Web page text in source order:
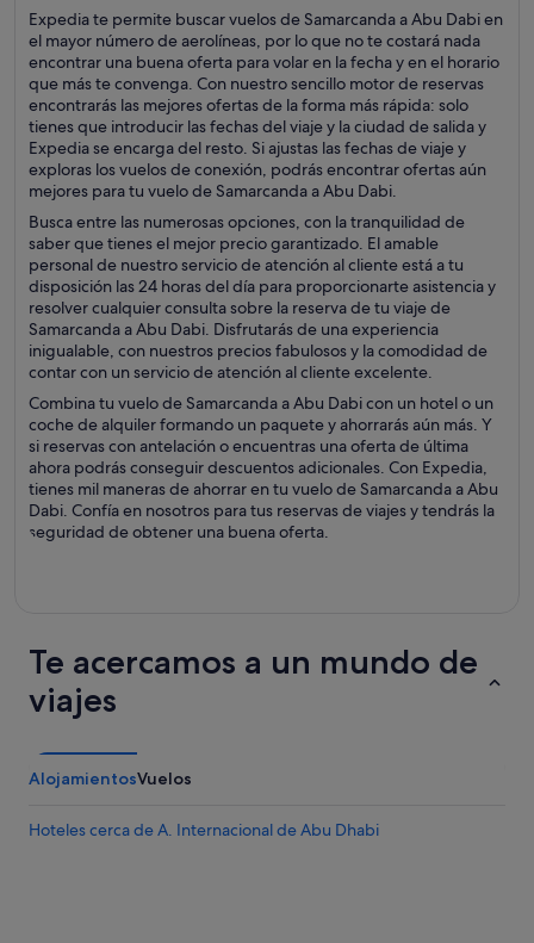
Expedia te permite buscar vuelos de Samarcanda a Abu Dabi en
el mayor número de aerolíneas, por lo que no te costará nada
encontrar una buena oferta para volar en la fecha y en el horario
que más te convenga. Con nuestro sencillo motor de reservas
encontrarás las mejores ofertas de la forma más rápida: solo
tienes que introducir las fechas del viaje y la ciudad de salida y
Expedia se encarga del resto. Si ajustas las fechas de viaje y
exploras los vuelos de conexión, podrás encontrar ofertas aún
mejores para tu vuelo de Samarcanda a Abu Dabi.
Busca entre las numerosas opciones, con la tranquilidad de
saber que tienes el mejor precio garantizado. El amable
personal de nuestro servicio de atención al cliente está a tu
disposición las 24 horas del día para proporcionarte asistencia y
resolver cualquier consulta sobre la reserva de tu viaje de
Samarcanda a Abu Dabi. Disfrutarás de una experiencia
inigualable, con nuestros precios fabulosos y la comodidad de
contar con un servicio de atención al cliente excelente.
Combina tu vuelo de Samarcanda a Abu Dabi con un hotel o un
coche de alquiler formando un paquete y ahorrarás aún más. Y
si reservas con antelación o encuentras una oferta de última
ahora podrás conseguir descuentos adicionales. Con Expedia,
tienes mil maneras de ahorrar en tu vuelo de Samarcanda a Abu
Dabi. Confía en nosotros para tus reservas de viajes y tendrás la
seguridad de obtener una buena oferta.
Te acercamos a un mundo de
viajes
AlojamientosVuelos
Hoteles cerca de A. Internacional de Abu Dhabi